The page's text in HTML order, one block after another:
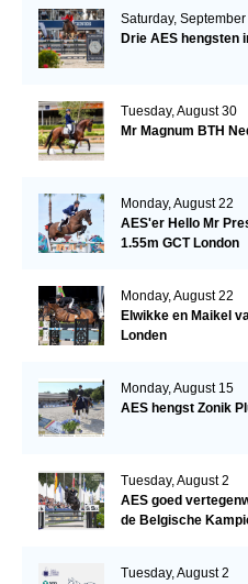
Saturday,
Drie AES hengsten
Tuesday, August 30
Mr Magnum BTH
Monday, August 22
AES'er Hello Mr
1.55m GCT London
Monday, August 22
Elwikke en Maikel
Londen
Monday, August 15
AES hengst Zonik
Tuesday, August 2
AES goed
de Belgische
Tuesday, August 2